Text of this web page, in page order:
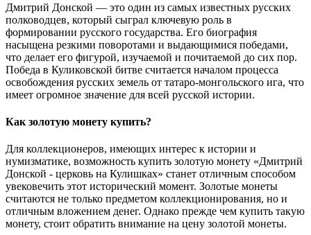
Дмитрий Донской — это один из самых известных русских
полководцев, который сыграл ключевую роль в
формировании русского государства. Его биография
насыщена резкими поворотами и выдающимися победами,
что делает его фигурой, изучаемой и почитаемой до сих пор.
Победа в Куликовской битве считается началом процесса
освобождения русских земель от татаро-монгольского ига, что
имеет огромное значение для всей русской истории.
Как золотую монету купить?
Для коллекционеров, имеющих интерес к истории и
нумизматике, возможность купить золотую монету «Дмитрий
Донской - церковь на Кулишках» станет отличным способом
увековечить этот исторический момент. Золотые монеты
считаются не только предметом коллекционирования, но и
отличным вложением денег. Однако прежде чем купить такую
монету, стоит обратить внимание на цену золотой монеты.